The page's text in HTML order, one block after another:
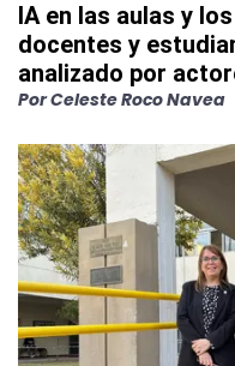
IA en las aulas y
docentes y
analizado por
PorCeleste Roco Navea